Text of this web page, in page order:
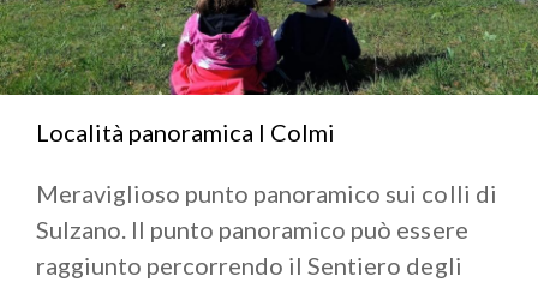
Località panoramica I Colmi
Meraviglioso punto panoramico sui colli di
Sulzano. Il punto panoramico può essere
raggiunto percorrendo il Sentiero degli